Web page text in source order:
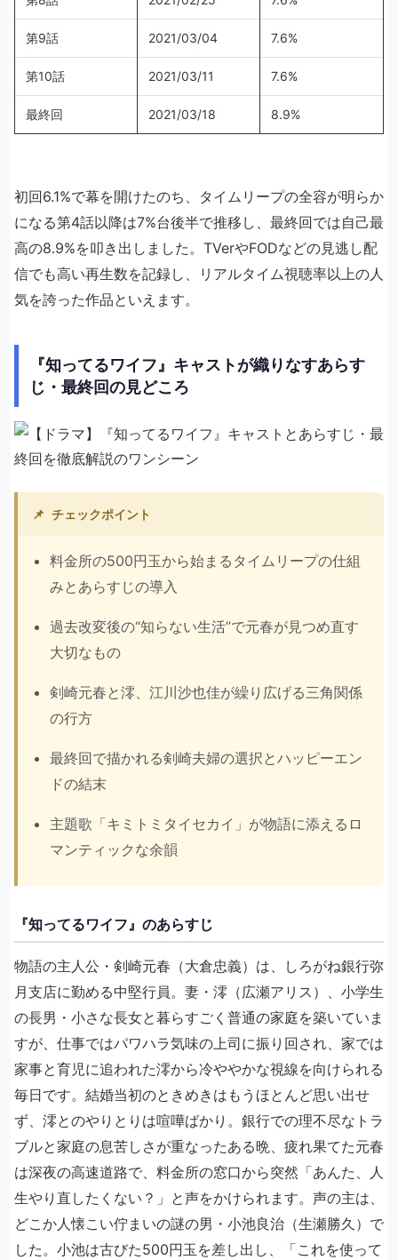
第9話 2021/03/04 7.6%
第10話 2021/03/11 7.6%
最終回 2021/03/18 8.9%
初回6.1%で幕を開けたのち、タイムリープの全容が明らか
になる第4話以降は7%台後半で推移し、最終回では自己最
高の8.9%を叩き出しました。TVerやFODなどの見逃し配
信でも高い再生数を記録し、リアルタイム視聴率以上の人
気を誇った作品といえます。
『知ってるワイフ』キャストが織りなすあらす
じ・最終回の見どころ
📌 チェックポイント
料金所の500円玉から始まるタイムリープの仕組
みとあらすじの導入
過去改変後の“知らない生活”で元春が見つめ直す
大切なもの
剣崎元春と澪、江川沙也佳が繰り広げる三角関係
の行方
最終回で描かれる剣崎夫婦の選択とハッピーエン
ドの結末
主題歌「キミトミタイセカイ」が物語に添えるロ
マンティックな余韻
『知ってるワイフ』のあらすじ
物語の主人公・剣崎元春（大倉忠義）は、しろがね銀行弥
月支店に勤める中堅行員。妻・澪（広瀬アリス）、小学生
の長男・小さな長女と暮らすごく普通の家庭を築いていま
すが、仕事ではパワハラ気味の上司に振り回され、家では
家事と育児に追われた澪から冷ややかな視線を向けられる
毎日です。結婚当初のときめきはもうほとんど思い出せ
ず、澪とのやりとりは喧嘩ばかり。銀行での理不尽なトラ
ブルと家庭の息苦しさが重なったある晩、疲れ果てた元春
は深夜の高速道路で、料金所の窓口から突然「あんた、人
生やり直したくない？」と声をかけられます。声の主は、
どこか人懐こい佇まいの謎の男・小池良治（生瀬勝久）で
した。小池は古びた500円玉を差し出し、「これを使って